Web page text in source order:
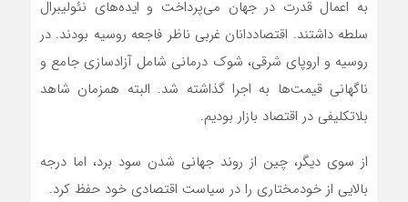
به اعمال قدرت در جهان می‌پرداخت و ایده‌های نئولیبرال
سلطه داشتند. اقتصاددانان غربی ناظر فاجعه روسیه بودند. در
روسیه و اروپای شرقی، شوک درمانی شامل آزادسازی جامع و
ناگهانی قیمت‌ها به اجرا گذاشته شد. البته همزمان شاهد
بلاتکلیفی در اقتصاد بازار بودیم.
از سوی دیگر، چین از روند جهانی شدن سود برد، اما درجه
بالایی از خودمختاری را در سیاست اقتصادی خود حفظ کرد.